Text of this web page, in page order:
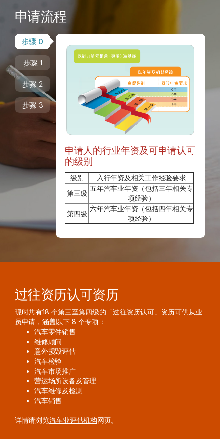
申请流程
步骤 0
步骤 1
步骤 2
步骤 3
申请人的行业年资及可申请认可
的级别
级别
入行年资及相关工作经验要求
第三级
五年汽车业年资（包括三年相关专
项经验）
第四级
六年汽车业年资（包括四年相关专
项经验）
过往资历认可资历
现时共有18 个第三至第四级的「过往资历认可」资历可供从业
员申请，涵盖以下 8 个专项：
汽车零件销售
维修顾问
意外损毁评估
汽车检验
汽车市场推广
营运场所设备及管理
汽车维修及检测
汽车销售
详情请浏览汽车业评估机构网页。